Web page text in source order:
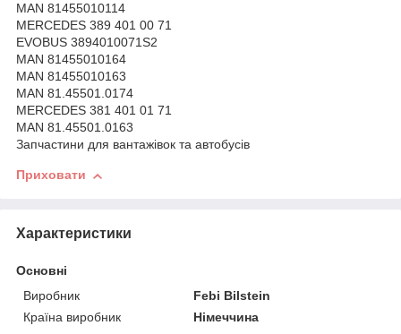
MAN 81455010114
MERCEDES 389 401 00 71
EVOBUS 3894010071S2
MAN 81455010164
MAN 81455010163
MAN 81.45501.0174
MERCEDES 381 401 01 71
MAN 81.45501.0163
Запчастини для вантажівок та автобусів
Приховати
Характеристики
Основні
Виробник
Febi Bilstein
Країна виробник
Німеччина